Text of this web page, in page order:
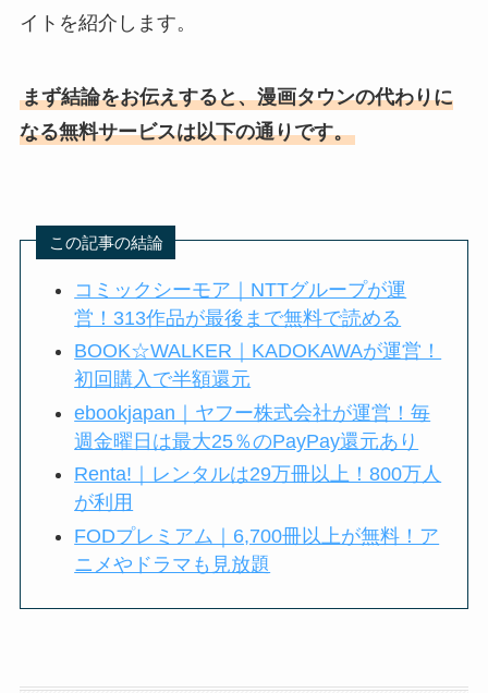
イトを紹介します。
まず結論をお伝えすると、漫画タウンの代わりに
なる無料サービスは以下の通りです。
この記事の結論
コミックシーモア｜NTTグループが運
営！313作品が最後まで無料で読める
BOOK☆WALKER｜KADOKAWAが運営！
初回購入で半額還元
ebookjapan｜ヤフー株式会社が運営！毎
週金曜日は最大25％のPayPay還元あり
Renta!｜レンタルは29万冊以上！800万人
が利用
FODプレミアム｜6,700冊以上が無料！ア
ニメやドラマも見放題